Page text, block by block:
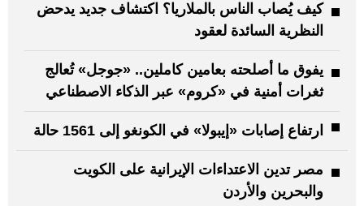
كيف يُصاب الناس بالملاريا؟ اكتشاف جديد يدحض
النظرية السائدة لعقود
يفوق ما أصلحته بعامين كاملين.. «جوجل» تُعالج
ثغرات أمنية في «كروم» عبر الذكاء الاصطناعي
ارتفاع إصابات «إيبولا» في الكونغو إلى 1561 حالة
مصر تدين الاعتداءات الإيرانية على الكويت
والبحرين والأردن